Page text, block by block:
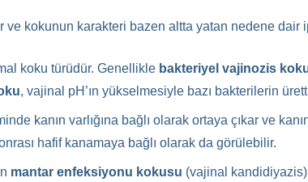
ve kokunun karakteri bazen altta yatan nedene dair
koku türüdür. Genellikle bakteriyel vajinozis
, vajinal pH’ın yükselmesiyle bazı bakterilerin
kanın varlığına bağlı olarak ortaya çıkar ve
hafif kanamaya bağlı olarak da görülebilir.
mantar enfeksiyonu kokusu (vajinal